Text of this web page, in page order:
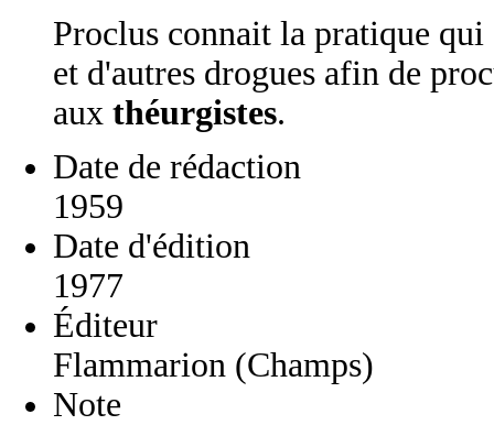
Proclus connait la pratique
et d'autres drogues afin de
aux théurgistes.
Date de rédaction
1959
Date d'édition
1977
Éditeur
Flammarion (Champs)
Note